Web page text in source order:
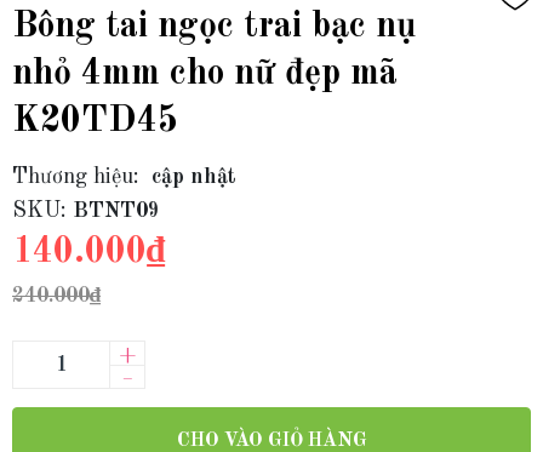
Bông tai ngọc trai bạc nụ
nhỏ 4mm cho nữ đẹp mã
K20TD45
Thương hiệu:
cập nhật
SKU: BTNT09
140.000₫
240.000₫
–
+
CHO VÀO GIỎ HÀNG